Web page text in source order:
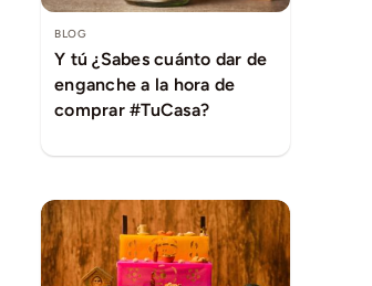
BLOG
Y tú ¿Sabes cuánto dar de
enganche a la hora de
comprar #TuCasa?